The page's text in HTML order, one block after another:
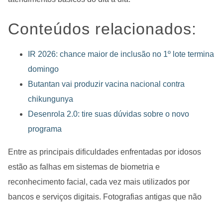
Conteúdos relacionados:
IR 2026: chance maior de inclusão no 1º lote termina
domingo
Butantan vai produzir vacina nacional contra
chikungunya
Desenrola 2.0: tire suas dúvidas sobre o novo
programa
Entre as principais dificuldades enfrentadas por idosos
estão as falhas em sistemas de biometria e
reconhecimento facial, cada vez mais utilizados por
bancos e serviços digitais. Fotografias antigas que não